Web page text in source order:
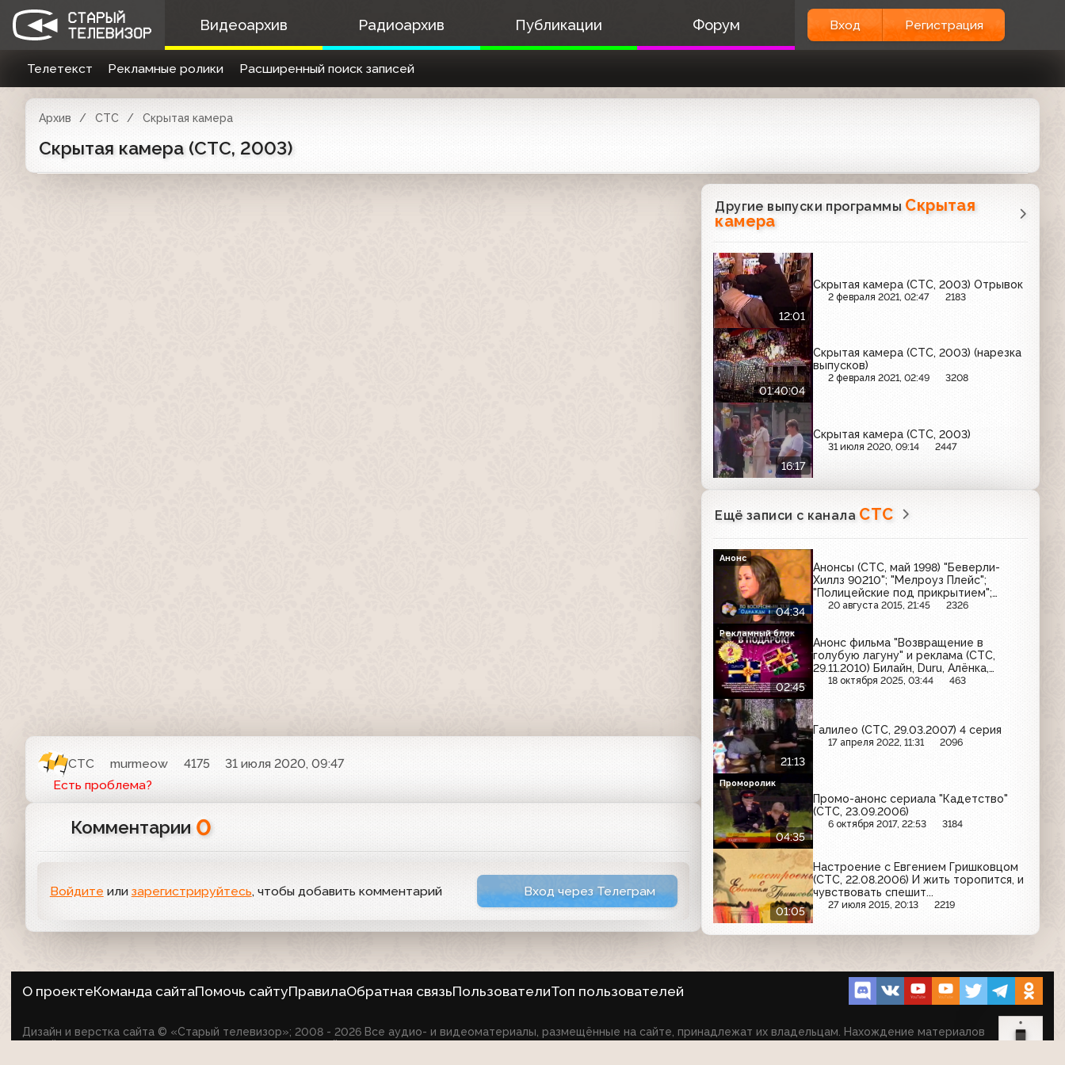
Видеоархив Радиоархив Публикации Форум Вход Регистрация
Телетекст Рекламные ролики Расширенный поиск записей
Архив СТС Скрытая камера
Скрытая камера (СТС, 2003)
СТС murmeow 4175
31 июля 2020, 09:47
Есть проблема?
Комментарии 0
Войдите или зарегистрируйтесь, чтобы добавить комментарий Вход через Телеграм
Другие выпуски программы Скрытая
камера
12:01
Скрытая камера (СТС, 2003) Отрывок
2 февраля 2021, 02:47 2183
01:40:04
Скрытая камера (СТС, 2003) (нарезка
выпусков)
2 февраля 2021, 02:49 3208
16:17
Скрытая камера (СТС, 2003)
31 июля 2020, 09:14 2447
Ещё записи с канала СТС
04:34
Анонсы (СТС, май 1998) "Беверли-
Хиллз 90210"; "Мелроуз Плейс";
"Полицейские под прикрытием";
"Голова Германа"; Однажды вечером,
20 августа 2015, 21:45 2326
Анонс
02:45
Анонс фильма "Возвращение в
голубую лагуну" и реклама (СТС,
29.11.2010) Билайн, Duru, Алёнка,
Л'Этуаль, Агуша, Чистая линия
18 октября 2025, 03:44 463
Рекламный блок
21:13
Галилео (СТС, 29.03.2007) 4 серия
17 апреля 2022, 11:31 2096
04:35
Промо-анонс сериала "Кадетство"
(СТС, 23.09.2006)
6 октября 2017, 22:53 3184
Проморолик
01:05
Настроение с Евгением Гришковцом
(СТС, 22.08.2006) И жить торопится, и
чувствовать спешит...
27 июля 2015, 20:13 2219
О проектеКоманда сайтаПомочь сайтуПравилаОбратная связьПользователиТоп пользователей
Дизайн и верстка сайта © «Старый телевизор»; 2008 - 2026 Все аудио- и видеоматериалы, размещённые на сайте, принадлежат их владельцам. Нахождение материалов
на сайте не оспаривает авторские права их создателей.